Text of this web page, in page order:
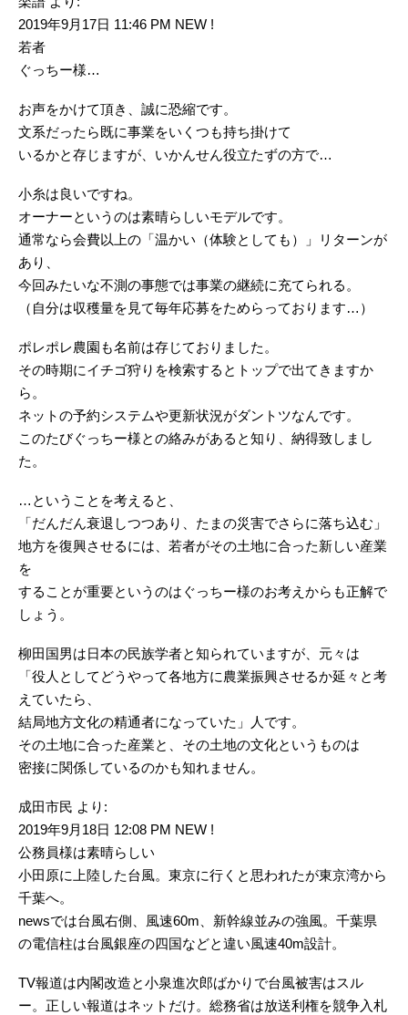
2019年9月17日 11:46 PM NEW !
若者
ぐっちー様…
お声をかけて頂き、誠に恐縮です。
文系だったら既に事業をいくつも持ち掛けて
いるかと存じますが、いかんせん役立たずの方で…
小糸は良いですね。
オーナーというのは素晴らしいモデルです。
通常なら会費以上の「温かい（体験としても）」リターンが
あり、
今回みたいな不測の事態では事業の継続に充てられる。
（自分は収穫量を見て毎年応募をためらっております…）
ポレポレ農園も名前は存じておりました。
その時期にイチゴ狩りを検索するとトップで出てきますか
ら。
ネットの予約システムや更新状況がダントツなんです。
このたびぐっちー様との絡みがあると知り、納得致しまし
た。
…ということを考えると、
「だんだん衰退しつつあり、たまの災害でさらに落ち込む」
地方を復興させるには、若者がその土地に合った新しい産業
を
することが重要というのはぐっちー様のお考えからも正解で
しょう。
柳田国男は日本の民族学者と知られていますが、元々は
「役人としてどうやって各地方に農業振興させるか延々と考
えていたら、
結局地方文化の精通者になっていた」人です。
その土地に合った産業と、その土地の文化というものは
密接に関係しているのかも知れません。
成田市民 より:
2019年9月18日 12:08 PM NEW !
公務員様は素晴らしい
小田原に上陸した台風。東京に行くと思われたが東京湾から
千葉へ。
newsでは台風右側、風速60m、新幹線並みの強風。千葉県
の電信柱は台風銀座の四国などと違い風速40m設計。
TV報道は内閣改造と小泉進次郎ばかりで台風被害はスル
ー。正しい報道はネットだけ。総務省は放送利権を競争入札